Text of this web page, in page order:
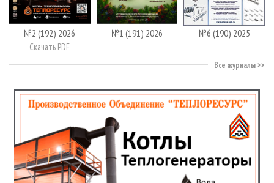
№2 (192) 2026
Скачать PDF
№1 (191) 2026 №6 (190) 2025
Все журналы